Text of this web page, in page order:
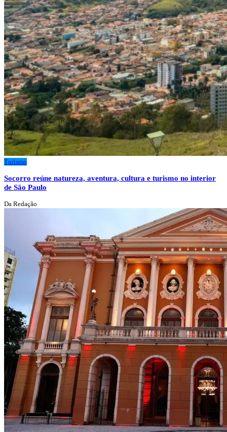
Turismo
Socorro reúne natureza, aventura, cultura e turismo no interior
de São Paulo
Da Redação